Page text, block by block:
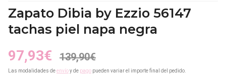
Zapato Dibia by Ezzio 56147
tachas piel napa negra
97,93€ 139,90€
Las modalidades deenvíoy de pago pueden variar el importe final del pedido.